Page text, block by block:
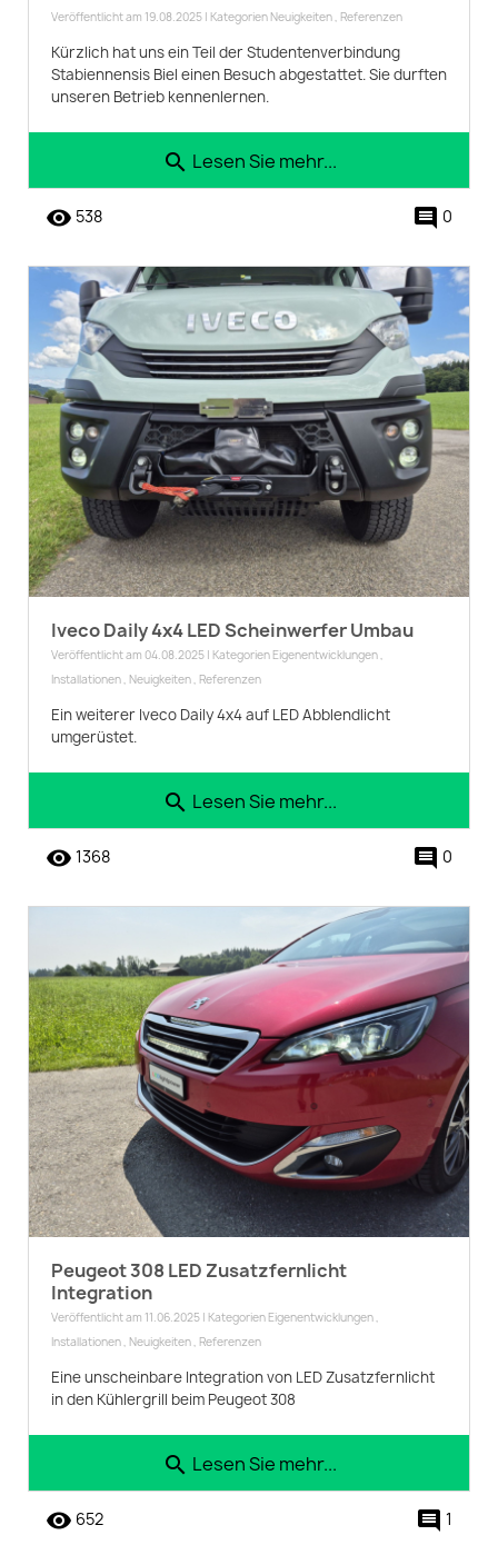
Veröffentlicht am 19.08.2025 | Kategorien Neuigkeiten, Referenzen
Kürzlich hat uns ein Teil der Studentenverbindung
Stabiennensis Biel einen Besuch abgestattet. Sie durften
unseren Betrieb kennenlernen.
search Lesen Sie mehr...
remove_red_eye 538 comment 0
Iveco Daily 4x4 LED Scheinwerfer Umbau
Veröffentlicht am 04.08.2025 | Kategorien Eigenentwicklungen,
Installationen, Neuigkeiten, Referenzen
Ein weiterer Iveco Daily 4x4 auf LED Abblendlicht
umgerüstet.
search Lesen Sie mehr...
remove_red_eye 1368 comment 0
Peugeot 308 LED Zusatzfernlicht
Integration
Veröffentlicht am 11.06.2025 | Kategorien Eigenentwicklungen,
Installationen, Neuigkeiten, Referenzen
Eine unscheinbare Integration von LED Zusatzfernlicht
in den Kühlergrill beim Peugeot 308
search Lesen Sie mehr...
remove_red_eye 652 comment 1